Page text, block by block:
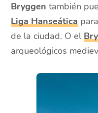
Bryggen también
Liga Hanseática
de la ciudad. O el
arqueológicos